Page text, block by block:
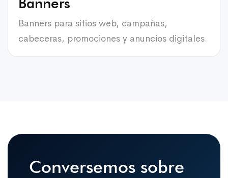
Banners para sitios web, campañas,
cabeceras, promociones y anuncios digitales.
Conversemos sobre